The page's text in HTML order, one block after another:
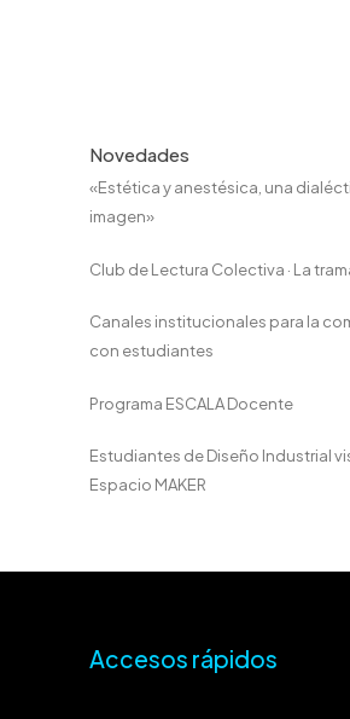
Novedades
«Estética y anestésica, una
imagen»
Club de Lectura Colectiva · La
Canales institucionales para la
con estudiantes
Programa ESCALA Docente
Estudiantes de Diseño Industrial
Espacio MAKER
Accesos rápidos